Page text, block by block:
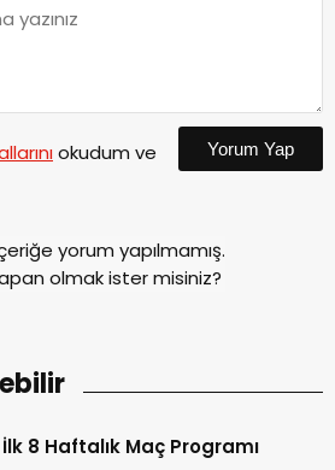
okudum ve
Yorum Yap
yorum yapılmamış.
olmak ister misiniz?
8 Haftalık Maç Programı